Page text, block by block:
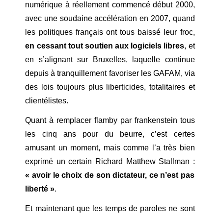
numérique à réellement commencé début 2000,
avec une soudaine accélération en 2007, quand
les politiques français ont tous baissé leur froc,
en cessant tout soutien aux logiciels libres, et
en s’alignant sur Bruxelles, laquelle continue
depuis à tranquillement favoriser les GAFAM, via
des lois toujours plus liberticides, totalitaires et
clientélistes.
Quant à remplacer flamby par frankenstein tous
les cinq ans pour du beurre, c’est certes
amusant un moment, mais comme l’a très bien
exprimé un certain Richard Matthew Stallman :
« avoir le choix de son dictateur, ce n’est pas
liberté ».
Et maintenant que les temps de paroles ne sont